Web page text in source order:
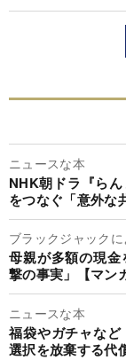
ニュースな本
NHK朝ドラ『ら
をつなぐ「意外な
ブラックジャックに
母親が多額の現
撃の事実」【マン
ニュースな本
福袋やガチャなど
選択を放棄する代